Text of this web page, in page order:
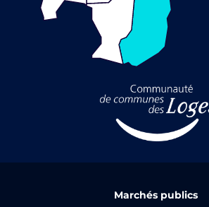
Marchés publics